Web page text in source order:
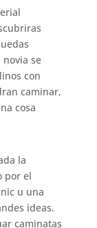
novia se
con
caminar,
cosa
la
por el
u una
ideas.
caminatas